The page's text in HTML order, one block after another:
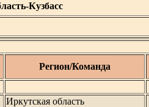
Кузбасс
Регион/Команда
Иркутская область